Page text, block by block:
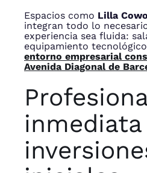
Espacios como Lilla
integran todo lo
experiencia sea fluida:
equipamiento
entorno empresarial
Avenida Diagonal de